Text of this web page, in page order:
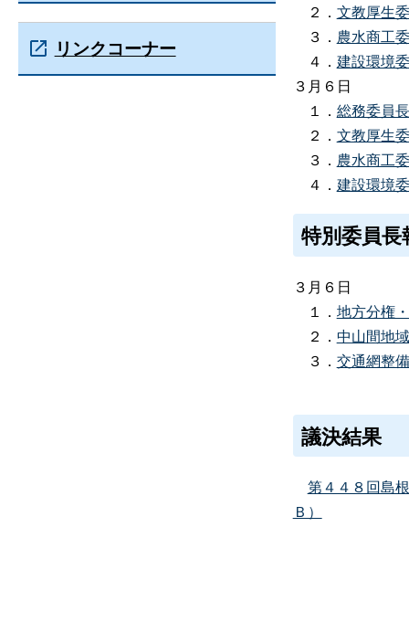
２． 文教厚生
３． 農水商工
４． 建設環境
３月６日
１． 総務委員
２． 文教厚生
３． 農水商工
４． 建設環境
特別委員長
３月６日
１． 地方分権
２． 中山間地
３． 交通網整
議決結果
第４４８回島
Ｂ）
リンクコーナー